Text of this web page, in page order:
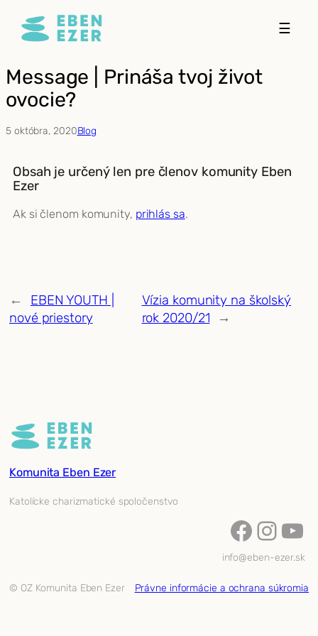
Prejsť
☰
Message | Prináša tvoj život
ovocie?
5 októbra, 2020Blog
Obsah je určený len pre členov komunity Eben
Ezer
Ak si členom komunity, prihlás sa.
←
EBEN YOUTH |
nové priestory
Vízia komunity na školský
rok 2020/21
→
Komunita Eben Ezer
Katolícke charizmatické spoločenstvo
Facebook InstagramYouTube
info@eben-ezer.sk
© OZ Komunita Eben Ezer Právne informácie a ochrana súkromia